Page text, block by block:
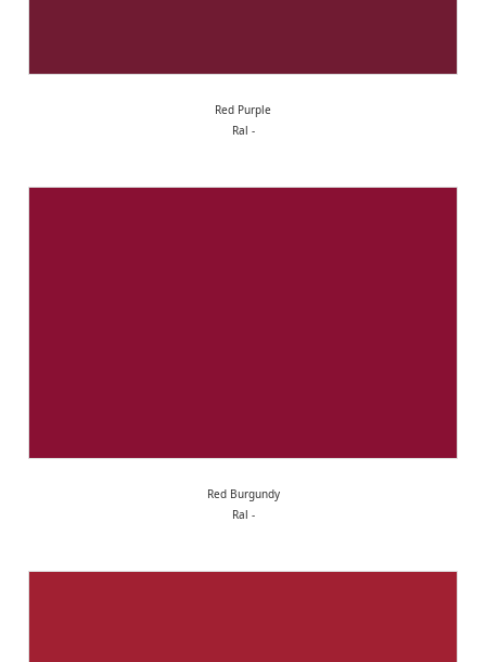
Red Purple
Ral -
Red Burgundy
Ral -